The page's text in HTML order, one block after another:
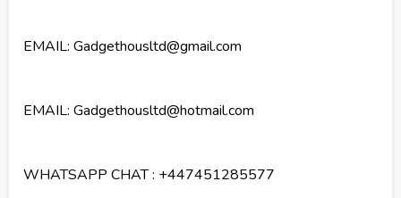
EMAIL: Gadgethousltd@gmail.com
EMAIL: Gadgethousltd@hotmail.com
WHATSAPP CHAT : +447451285577